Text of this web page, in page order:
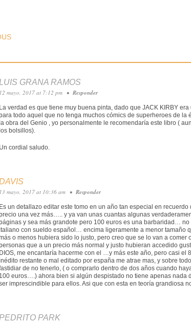
NAVIGATION
LUIS GRANA RAMOS
12 mayo, 2017 at 7:12 pm • Responder
La verdad es que tiene muy buena pinta, dado que JACK KIRBY
todo aquel que no tenga muchos cómics de superheroes de
la obra del Genio , yo personalmente le recomendaría este libro (
los bolsillos).
Un cordial saludo.
13 mayo, 2017 at 10:36 am • Responder
Es un detallazo editar este tomo en un año tan especial en
una vez más….. y ya van unas cuantas algunas
y sea más grandote pero 100 euros es una barbaridad…
con sueldo español… encima ligeramente a menor tamaño
o menos hubiera sido lo justo, pero creo que se lo van a
que a un precio más normal y justo hubieran accedido
DIOS, me encantaría hacerme con el …y más este año, pero casi
restante o mal editado por españa me atrae mas, y sobre
de no tenerlo, ( o comprarlo dentro de dos años cuando
100 euros….) ahora bien si algún despistado no tiene apenas nada
imprescindible para ellos. Asi que con esta en teoría grandiosa
PARK